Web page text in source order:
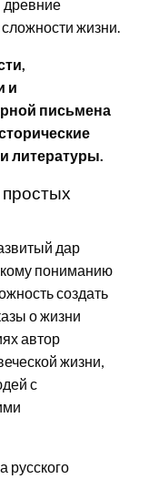
древние
жизни.
и
письмена
литературы.
дар
пониманию
создать
о жизни
автор
жизни,
с
русского